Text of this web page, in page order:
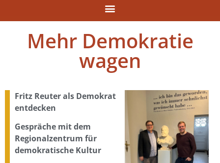
Mehr Demokratie
wagen
Fritz Reuter als Demokrat
entdecken
Gespräche mit dem
Regionalzentrum für
demokratische Kultur